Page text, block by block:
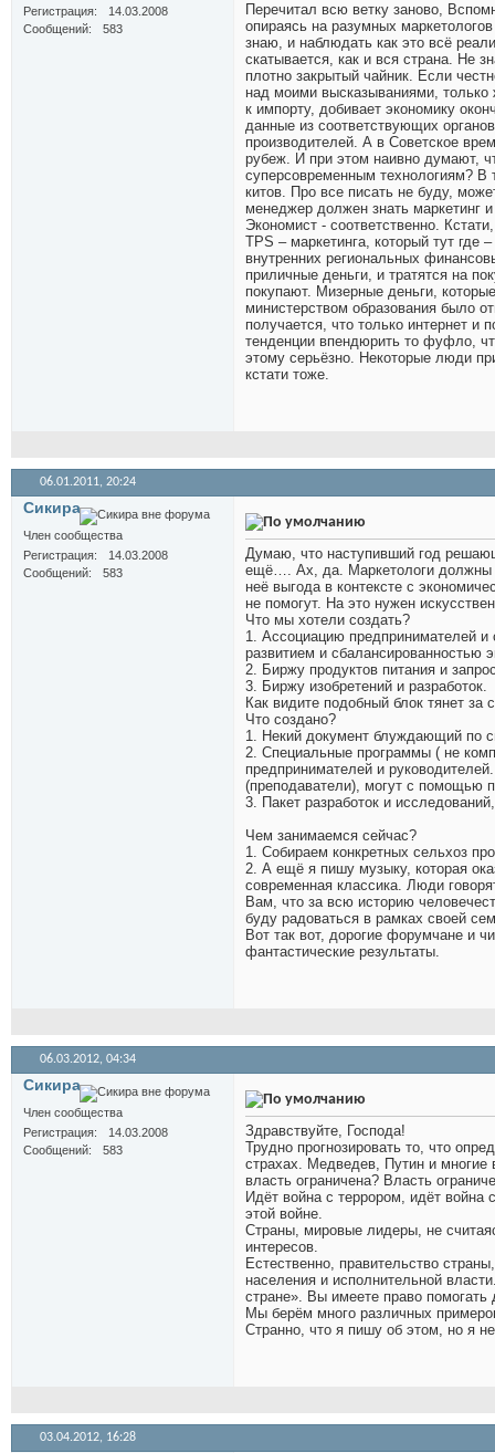
Регистрация
14.03.2008
Сообщений
583
Перечитал всю ветку заново,
опираясь на разумных
знаю, и наблюдать как это всё
скатывается, как и вся страна. Не
плотно закрытый чайник. Если
над моими высказываниями, только
к импорту, добивает экономику
данные из соответствующих
производителей. А в Советское
рубеж. И при этом наивно думают,
суперсовременным технологиям? В
китов. Про все писать не буду,
менеджер должен знать маркетинг
Экономист - соответственно.
TPS – маркетинга, который тут где
внутренних региональных
приличные деньги, и тратятся на
покупают. Мизерные деньги,
министерством образования было
получается, что только интернет
тенденции впендюрить то фуфло,
этому серьёзно. Некоторые люди
кстати тоже.
06.01.2011, 20:24
Сикира
Член сообщества
Регистрация
14.03.2008
Сообщений
583
Думаю, что наступивший год
ещё…. Ах, да. Маркетологи должны
неё выгода в контексте с
не помогут. На это нужен
Что мы хотели создать?
1. Ассоциацию предпринимателей и
развитием и сбалансированностью
2. Биржу продуктов питания и
3. Биржу изобретений и разработок.
Как видите подобный блок тянет за
Что создано?
1. Некий документ блуждающий по
2. Специальные программы ( не
предпринимателей и
(преподаватели), могут с помощью
3. Пакет разработок и
Чем занимаемся сейчас?
1. Собираем конкретных сельхоз
2. А ещё я пишу музыку, которая
современная классика. Люди
Вам, что за всю историю
буду радоваться в рамках своей
Вот так вот, дорогие форумчане и
фантастические результаты.
06.03.2012, 04:34
Сикира
Член сообщества
Регистрация
14.03.2008
Сообщений
583
Здравствуйте, Господа!
Трудно прогнозировать то, что
страхах. Медведев, Путин и
власть ограничена? Власть
Идёт война с террором, идёт война
этой войне.
Страны, мировые лидеры, не
интересов.
Естественно, правительство
населения и исполнительной
стране». Вы имеете право помогать
Мы берём много различных
Странно, что я пишу об этом, но я
03.04.2012, 16:28